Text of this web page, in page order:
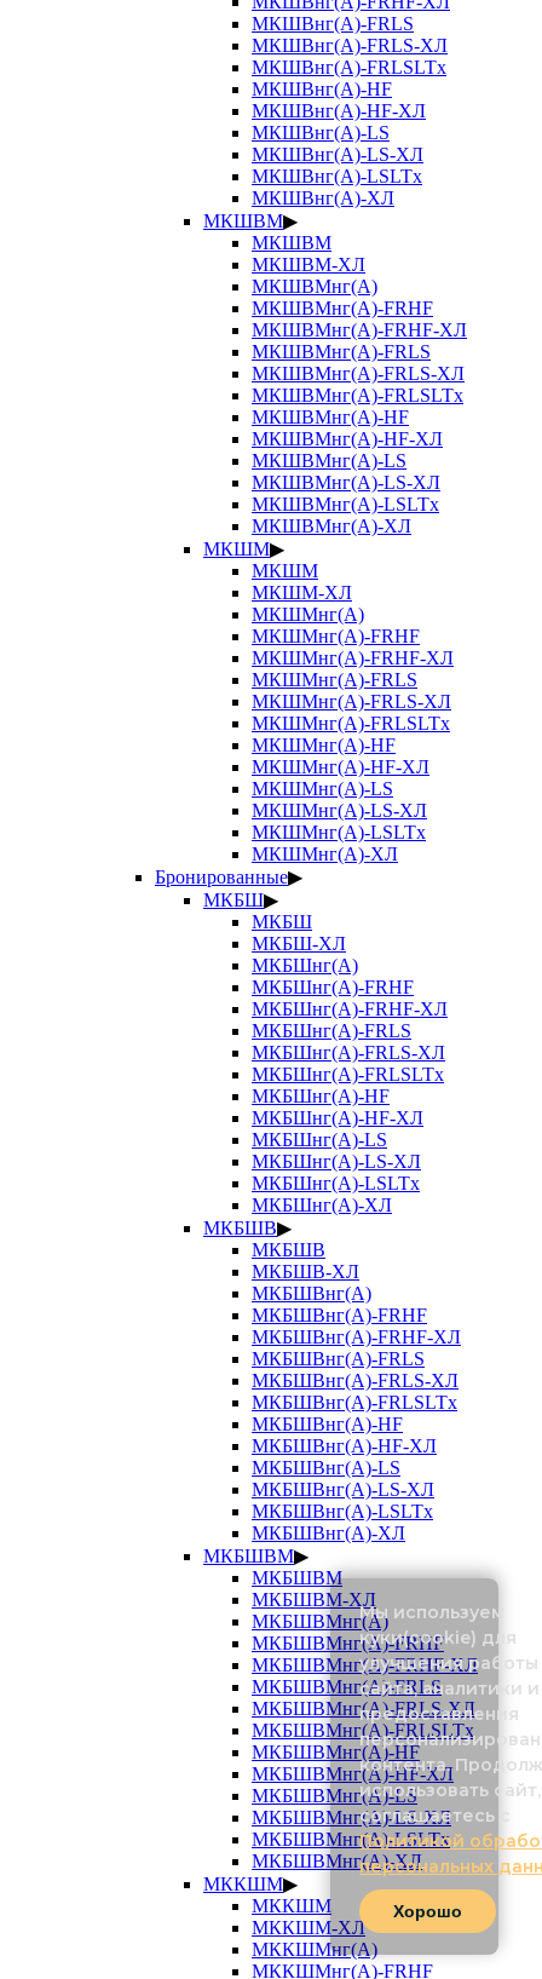
МКШВнг(А)-FRLS
МКШВнг(А)-FRLS-ХЛ
МКШВнг(А)-FRLSLTx
МКШВнг(А)-HF
МКШВнг(А)-HF-ХЛ
МКШВнг(А)-LS
МКШВнг(А)-LS-ХЛ
МКШВнг(А)-LSLTx
МКШВнг(А)-ХЛ
МКШВМ▶
МКШВМ
МКШВМ-ХЛ
МКШВМнг(А)
МКШВМнг(А)-FRHF
МКШВМнг(А)-FRHF-ХЛ
МКШВМнг(А)-FRLS
МКШВМнг(А)-FRLS-ХЛ
МКШВМнг(А)-FRLSLTx
МКШВМнг(А)-HF
МКШВМнг(А)-HF-ХЛ
МКШВМнг(А)-LS
МКШВМнг(А)-LS-ХЛ
МКШВМнг(А)-LSLTx
МКШВМнг(А)-ХЛ
МКШМ▶
МКШМ
МКШМ-ХЛ
МКШМнг(А)
МКШМнг(А)-FRHF
МКШМнг(А)-FRHF-ХЛ
МКШМнг(А)-FRLS
МКШМнг(А)-FRLS-ХЛ
МКШМнг(А)-FRLSLTx
МКШМнг(А)-HF
МКШМнг(А)-HF-ХЛ
МКШМнг(А)-LS
МКШМнг(А)-LS-ХЛ
МКШМнг(А)-LSLTx
МКШМнг(А)-ХЛ
Бронированные▶
МКБШ▶
МКБШ
МКБШ-ХЛ
МКБШнг(А)
МКБШнг(А)-FRHF
МКБШнг(А)-FRHF-ХЛ
МКБШнг(А)-FRLS
МКБШнг(А)-FRLS-ХЛ
МКБШнг(А)-FRLSLTx
МКБШнг(А)-HF
МКБШнг(А)-HF-ХЛ
МКБШнг(А)-LS
МКБШнг(А)-LS-ХЛ
МКБШнг(А)-LSLTx
МКБШнг(А)-ХЛ
МКБШВ▶
МКБШВ
МКБШВ-ХЛ
МКБШВнг(А)
МКБШВнг(А)-FRHF
МКБШВнг(А)-FRHF-ХЛ
МКБШВнг(А)-FRLS
МКБШВнг(А)-FRLS-ХЛ
МКБШВнг(А)-FRLSLTx
МКБШВнг(А)-HF
МКБШВнг(А)-HF-ХЛ
МКБШВнг(А)-LS
МКБШВнг(А)-LS-ХЛ
МКБШВнг(А)-LSLTx
МКБШВнг(А)-ХЛ
МКБШВМ▶
МКБШВМ
МКБШВМ-ХЛ
МКБШВМнг(А)
МКБШВМнг(А)-FRHF
МКБШВМнг(А)-FRHF-ХЛ
МКБШВМнг(А)-FRLS
МКБШВМнг(А)-FRLS-ХЛ
МКБШВМнг(А)-FRLSLTx
МКБШВМнг(А)-HF
МКБШВМнг(А)-HF-ХЛ
МКБШВМнг(А)-LS
МКБШВМнг(А)-LS-ХЛ
МКБШВМнг(А)-LSLTx
МКБШВМнг(А)-ХЛ
МККШМ▶
МККШМ
МККШМ-ХЛ
МККШМнг(А)
МККШМнг(А)-FRHF
Мы используем
куки(cookie) для
улучшения работы
сайта, аналитики и
предоставления
контента.
использовать
соглашаетесь с
Политикой
персональных
Хорошо